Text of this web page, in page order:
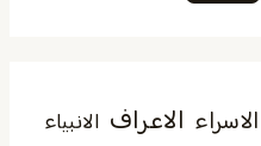
الاسراء الاعراف الانبياء